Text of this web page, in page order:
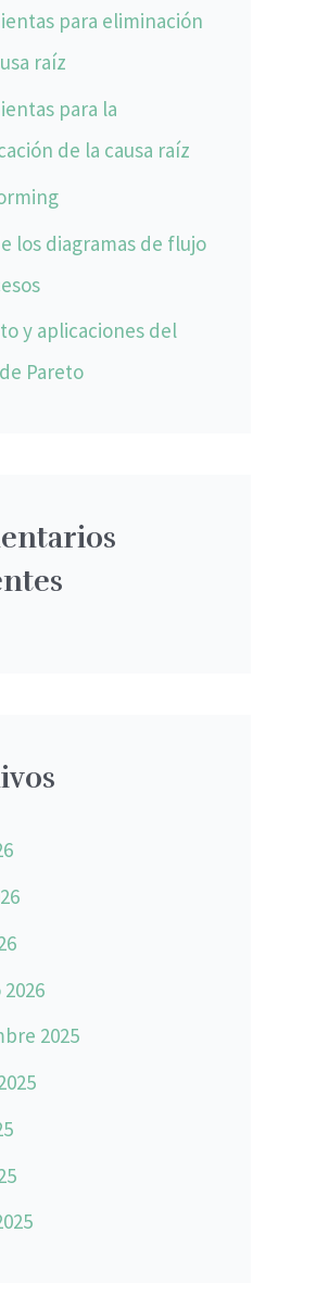
para eliminación
raíz
para la
de la causa raíz
los diagramas de flujo
y aplicaciones del
Pareto
2025